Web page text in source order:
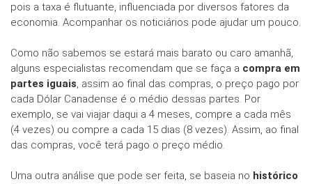
pois a taxa é flutuante, influenciada por diversos fatores da
economia. Acompanhar os noticiários pode ajudar um pouco.
Como não sabemos se estará mais barato ou caro amanhã,
alguns especialistas recomendam que se faça a compra em
partes iguais, assim ao final das compras, o preço pago por
cada Dólar Canadense é o médio dessas partes. Por
exemplo, se vai viajar daqui a 4 meses, compre a cada mês
(4 vezes) ou compre a cada 15 dias (8 vezes). Assim, ao final
das compras, você terá pago o preço médio.
Uma outra análise que pode ser feita, se baseia no histórico